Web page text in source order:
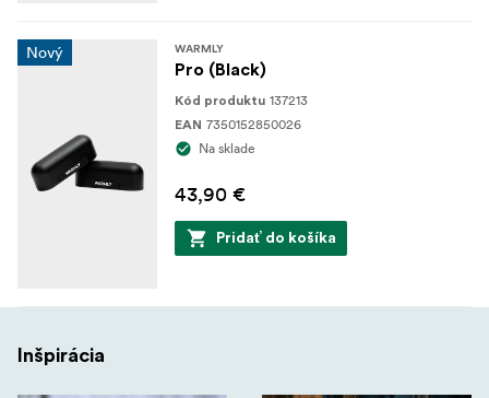
Nový WARMLY
Pro (Black)
Kód produktu 137213
EAN 7350152850026
Na sklade
43,90 €
Pridať do košíka
Inšpirácia